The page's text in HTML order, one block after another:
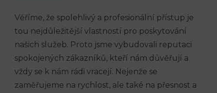
Věříme, ‍že spolehlivý a profesionální přístup je
⁢tou nejdůležitější vlastností pro poskytování‍
našich služeb. Proto jsme vybudovali reputaci
spokojených zákazníků, kteří nám důvěřují a
vždy se k⁣ nám ⁢rádi vracejí.‌ Nejenže se
zaměřujeme na rychlost, ​ale také na přesnost a